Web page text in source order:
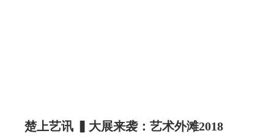
楚上艺讯 ▍大展来袭：艺术外滩2018